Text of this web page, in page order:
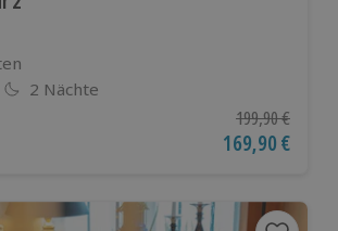
2 Nächte
basierend auf 806 Bewertungen
Ursprünglicher
199,90 €
Aktueller Preis
169,90 €